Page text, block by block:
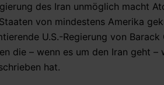
des Iran unmöglich macht
von mindestens Amerika
U.S.-Regierung von
die – wenn es um den Iran geht –
hat.